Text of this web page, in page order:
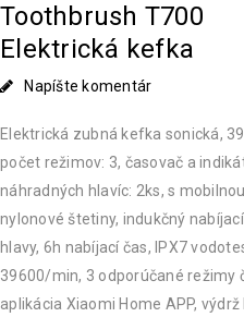
Toothbrush T700
Elektrická kefka
Napíšte komentár
Elektrická zubná kefka sonická,
počet režimov: 3, časovač a
náhradných hlavíc: 2ks, s
nylonové štetiny, indukčný
hlavy, 6h nabíjací čas, IPX7
39600/min, 3 odporúčané režimy
aplikácia Xiaomi Home APP,